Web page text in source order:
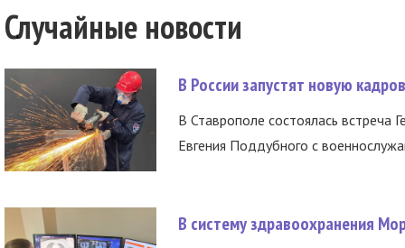
Случайные новости
В России запустят новую
В Ставрополе состоялась встреча
Евгения Поддубного с
В систему здравоохранения